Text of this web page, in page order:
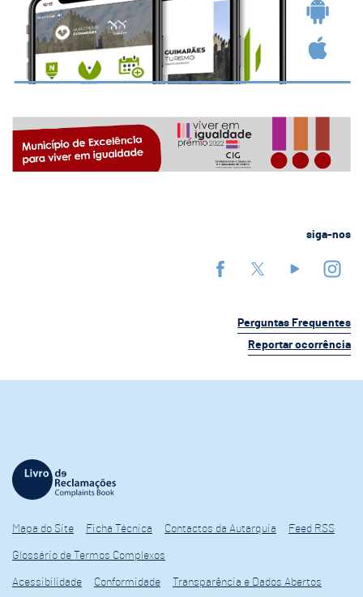
siga-nos
Perguntas Frequentes
Reportar ocorrência
Mapa do Site Ficha Técnica Contactos da Autarquia Feed RSS
Glossário de Termos Complexos
Acessibilidade Conformidade Transparência e Dados Abertos